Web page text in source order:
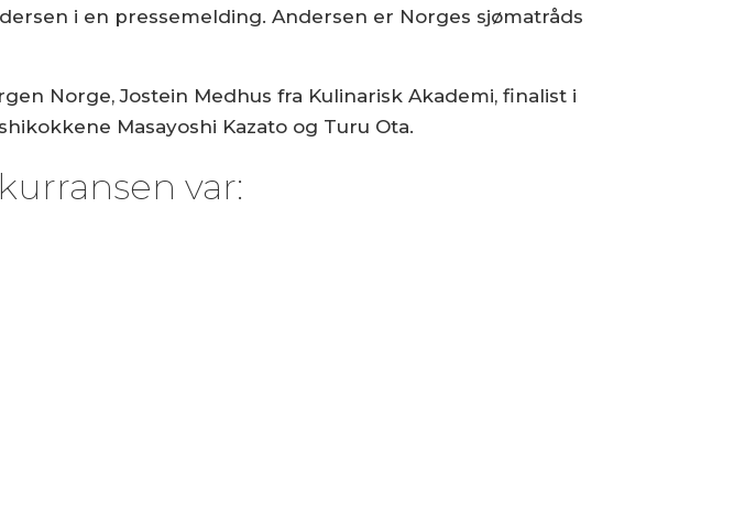
i en pressemelding. Andersen er Norges sjømatråds
Norge, Jostein Medhus fra Kulinarisk Akademi, finalist i
Masayoshi Kazato og Turu Ota.
var: